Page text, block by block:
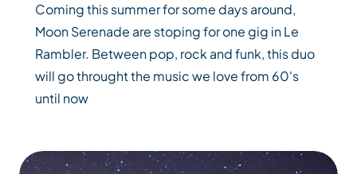
Coming this summer for some days around,
Moon Serenade are stoping for one gig in Le
Rambler. Between pop, rock and funk, this duo
will go throught the music we love from 60's
until now